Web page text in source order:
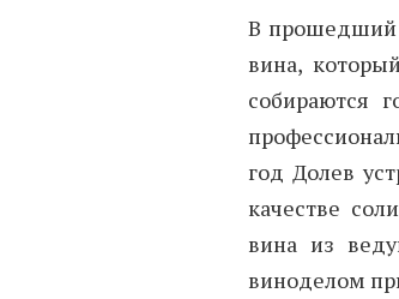
В прошедший
вина,
собираются
год Долев
качестве
вина из
виноделом